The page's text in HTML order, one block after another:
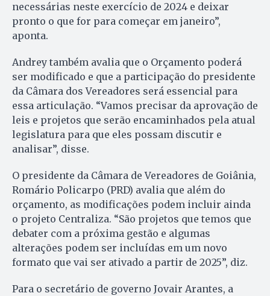
necessárias neste exercício de 2024 e deixar
pronto o que for para começar em janeiro”,
aponta.
Andrey também avalia que o Orçamento poderá
ser modificado e que a participação do presidente
da Câmara dos Vereadores será essencial para
essa articulação. “Vamos precisar da aprovação de
leis e projetos que serão encaminhados pela atual
legislatura para que eles possam discutir e
analisar”, disse.
O presidente da Câmara de Vereadores de Goiânia,
Romário Policarpo (PRD) avalia que além do
orçamento, as modificações podem incluir ainda
o projeto Centraliza. “São projetos que temos que
debater com a próxima gestão e algumas
alterações podem ser incluídas em um novo
formato que vai ser ativado a partir de 2025”, diz.
Para o secretário de governo Jovair Arantes, a